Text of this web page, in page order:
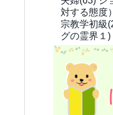
対する態度）
宗教学初級
グの霊界１)